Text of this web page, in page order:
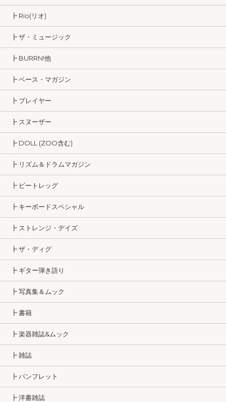
┣ Rio(リオ)
┣ ザ・ミュージック
┣ BURRN!他
┣ ベース・マガジン
┣ プレイヤー
┣ スヌーザー
┣ DOLL (ZOO含む)
┣ リズム＆ドラムマガジン
┣ ビートレッグ
┣ キーボードスペシャル
┣ ストレンジ・デイズ
┣ ザ・ディグ
┣ ギター弾き語り
┣ 写真集＆ムック
┣ 書籍
┣ 楽器雑誌&ムック
┣ 雑誌
┣ パンフレット
┣ 洋書雑誌